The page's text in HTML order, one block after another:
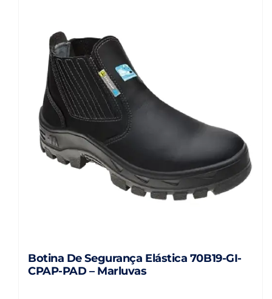
As
opções
podem
ser
escolhidas
na
página
produto
Botina De Segurança Elástica 70B19-GI-
CPAP-PAD – Marluvas